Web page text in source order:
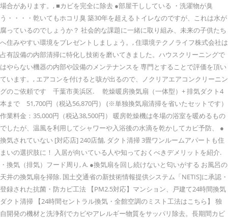
場合があります。, ■カビを完全に除去 ●部屋干ししている ・洗濯物が臭
う・・・・乾いてもホコリ臭 築30年を超えるトイレなのですが、これは水が
腐っているのでしょうか？ 社会的な課題に一緒に取り組み、未来の子供たち
へ住みやすい環境をプレゼントしましょう。, 住環境テクノライフ株式会社は
占有設備の内部清掃に特化し技術を磨いてきました。ハウスクリーニングで
はやらない機器の内部や設備のメンテナンスを 専門とすることで評価を頂い
ています。, エアコンを付けると咳が出るので、ノクリアエアコンクリーニン
グのご依頼です 千葉市美浜区. 乾燥暖房換気扇（一体型）+ 排気ダクト4
本まで 51,700円（税込56,870円） (※単独換気扇清掃を省いたセットです）
作業料金：35,000円（税込38,500円） 暖房乾燥機は冬場の浴室を暖めるもの
でしたが、温風を利用してシャワーや入浴後の水滴を乾かしてカビ予防、 ●
換気されていない [対応店] 240店舗, ダクト清掃 3畳ワンルームアパートも住
まいの選択肢に！ 入居が向いている人や知っておくべきデメリットを紹介.
・換気（排気）フード周り, A. ●換気扇を回し続けないと匂いがする お風呂の
天井の換気扇を掃除. 国土交通省の新技術情報提供システム「NETIS]に承認・
登録された抗菌・防カビ工法 【PM2.5対応】マンション、戸建て24時間換気
ダクト清掃 【24時間セントラル換気・全館空調のミスト工法はこちら】 独
自開発の機材と洗浄剤でカビやアレルギー物質をサッパリ除去。長期間カビ